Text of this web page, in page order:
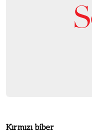
Kırmızı biber